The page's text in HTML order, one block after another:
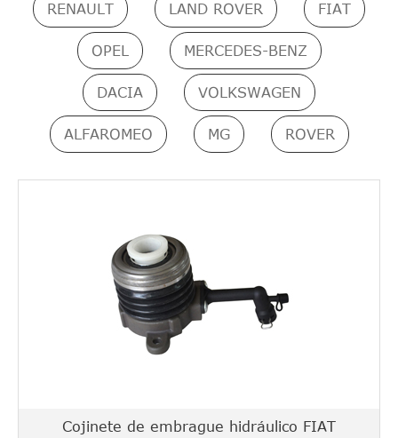
RENAULT LAND ROVER FIAT
OPEL MERCEDES-BENZ
DACIA VOLKSWAGEN
ALFAROMEO MG ROVER
Cojinete de embrague hidráulico FIAT